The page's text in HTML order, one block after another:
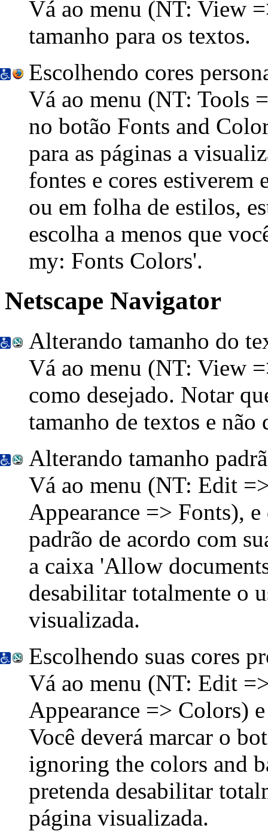
Vá ao menu (NT: View
tamanho para os textos.
Escolhendo cores
Vá ao menu (NT: Tools
no botão Fonts and
para as páginas a
fontes e cores estiverem
ou em folha de estilos,
escolha a menos que
my: Fonts Colors'.
Netscape Navigator
Alterando tamanho do
Vá ao menu (NT: View
como desejado. Notar
tamanho de textos e não
Alterando tamanho
Vá ao menu (NT: Edit
Appearance => Fonts),
padrão de acordo com
a caixa 'Allow
desabilitar totalmente o
visualizada.
Escolhendo suas cores
Vá ao menu (NT: Edit
Appearance => Colors)
Você deverá marcar o
ignoring the colors and
pretenda desabilitar
página visualizada.